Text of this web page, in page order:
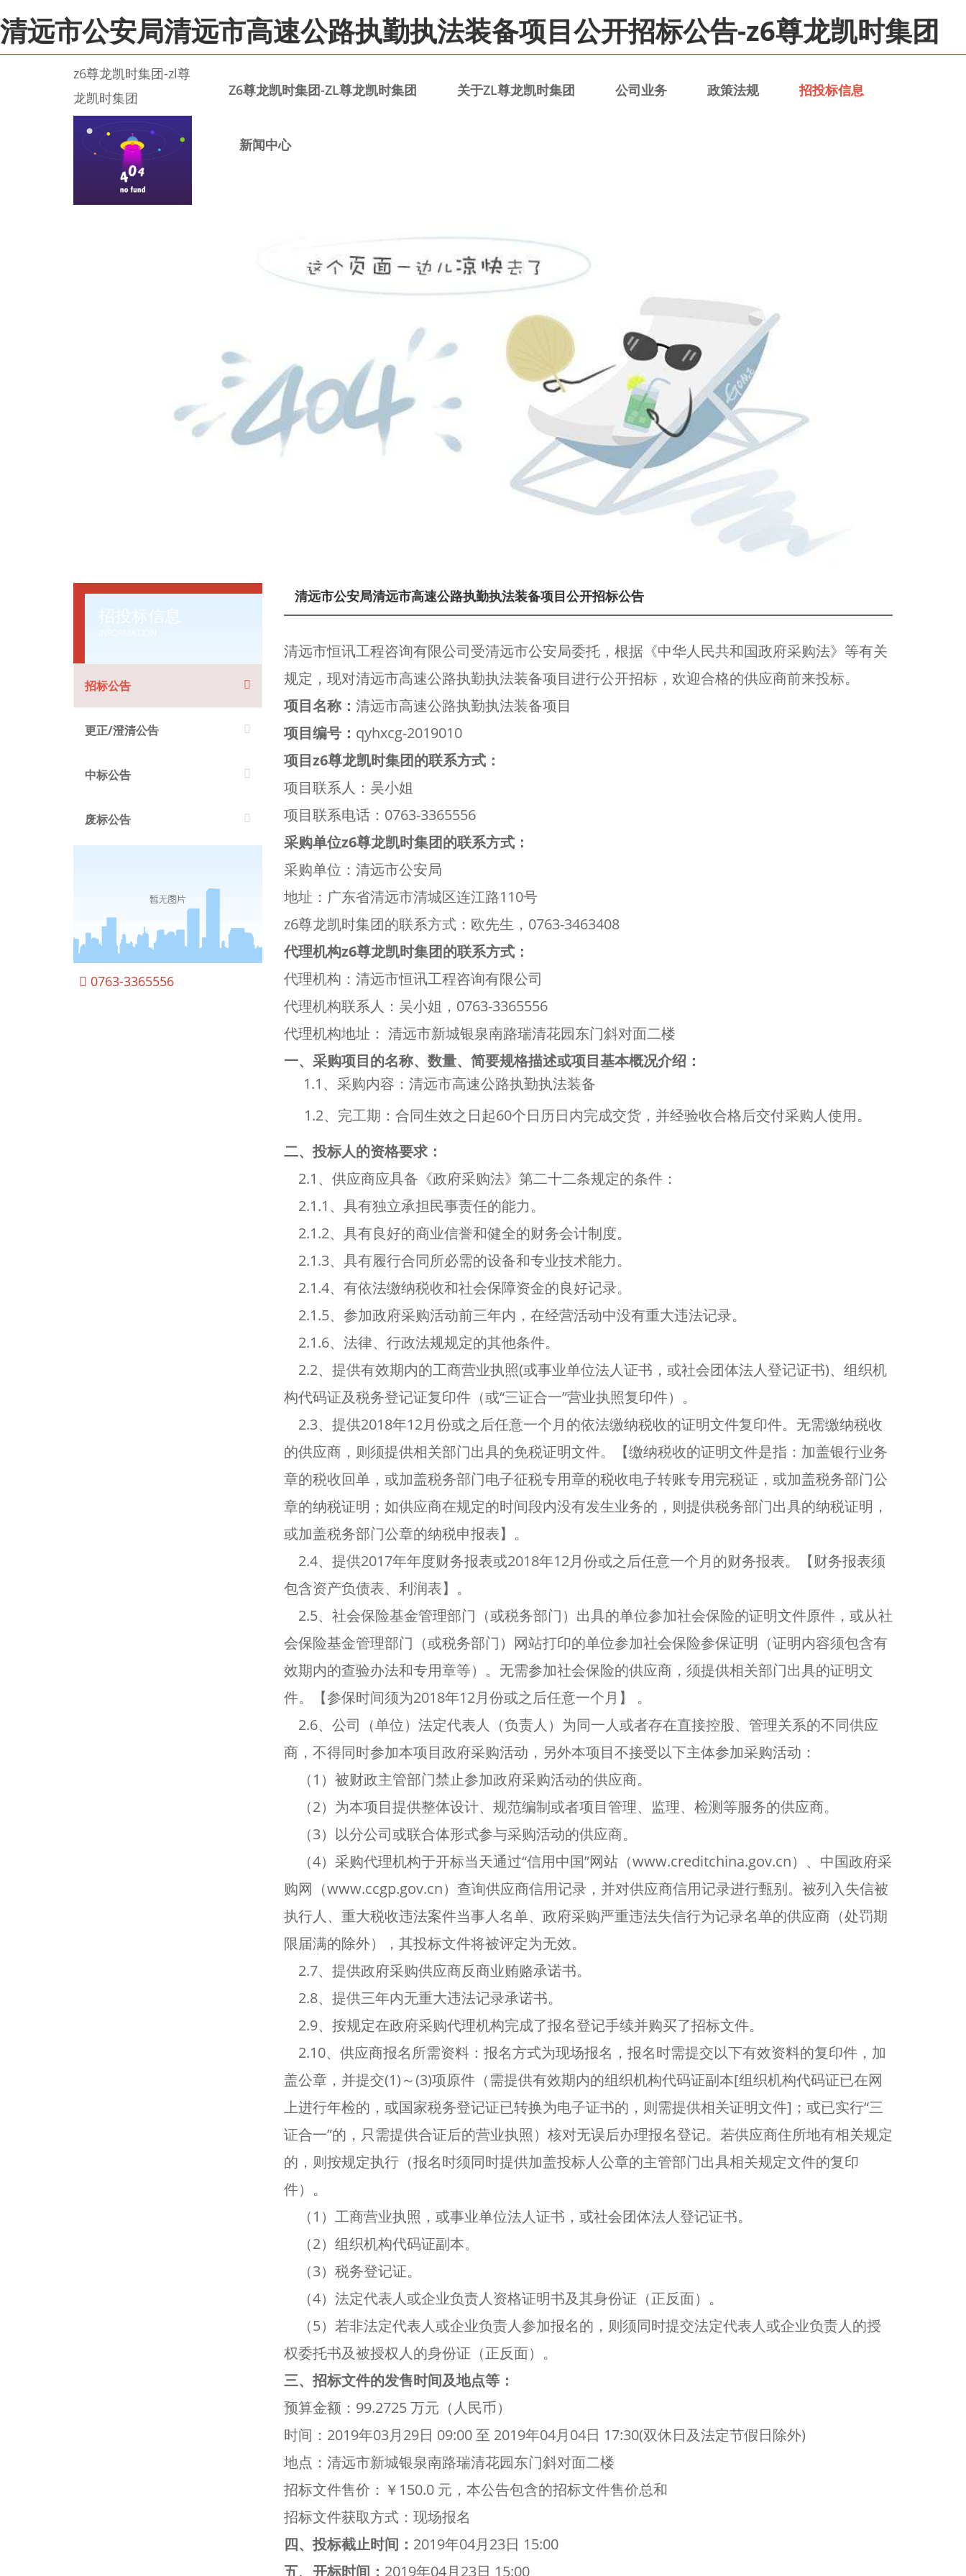
清远市公安局清远市高速公路执勤执法装备项目公开招标公告-z6尊龙凯时集团
z6尊龙凯时集团-zl尊
龙凯时集团
Z6尊龙凯时集团-ZL尊龙凯时集团 关于ZL尊龙凯时集团 公司业务 政策法规 招投标信息
新闻中心
招投标信息
INFORMATION
招标公告
更正/澄清公告
中标公告
废标公告
0763-3365556
清远市公安局清远市高速公路执勤执法装备项目公开招标公告
清远市恒讯工程咨询有限公司受清远市公安局委托，根据《中华人民共和国政府采购法》等有关
规定，现对清远市高速公路执勤执法装备项目进行公开招标，欢迎合格的供应商前来投标。
项目名称： 清远市高速公路执勤执法装备项目
项目编号： qyhxcg-2019010
项目z6尊龙凯时集团的联系方式：
项目联系人：吴小姐
项目联系电话：0763-3365556
采购单位z6尊龙凯时集团的联系方式：
采购单位：清远市公安局
地址：广东省清远市清城区连江路110号
z6尊龙凯时集团的联系方式：欧先生，0763-3463408
代理机构z6尊龙凯时集团的联系方式：
代理机构：清远市恒讯工程咨询有限公司
代理机构联系人：吴小姐，0763-3365556
代理机构地址： 清远市新城银泉南路瑞清花园东门斜对面二楼
一、采购项目的名称、数量、简要规格描述或项目基本概况介绍：
1.1、采购内容：清远市高速公路执勤执法装备
1.2、完工期：合同生效之日起60个日历日内完成交货，并经验收合格后交付采购人使用。
二、投标人的资格要求：
2.1、供应商应具备《政府采购法》第二十二条规定的条件：
2.1.1、具有独立承担民事责任的能力。
2.1.2、具有良好的商业信誉和健全的财务会计制度。
2.1.3、具有履行合同所必需的设备和专业技术能力。
2.1.4、有依法缴纳税收和社会保障资金的良好记录。
2.1.5、参加政府采购活动前三年内，在经营活动中没有重大违法记录。
2.1.6、法律、行政法规规定的其他条件。
2.2、提供有效期内的工商营业执照(或事业单位法人证书，或社会团体法人登记证书)、组织机
构代码证及税务登记证复印件（或“三证合一”营业执照复印件）。
2.3、提供2018年12月份或之后任意一个月的依法缴纳税收的证明文件复印件。无需缴纳税收
的供应商，则须提供相关部门出具的免税证明文件。【缴纳税收的证明文件是指：加盖银行业务
章的税收回单，或加盖税务部门电子征税专用章的税收电子转账专用完税证，或加盖税务部门公
章的纳税证明；如供应商在规定的时间段内没有发生业务的，则提供税务部门出具的纳税证明，
或加盖税务部门公章的纳税申报表】。
2.4、提供2017年年度财务报表或2018年12月份或之后任意一个月的财务报表。【财务报表须
包含资产负债表、利润表】。
2.5、社会保险基金管理部门（或税务部门）出具的单位参加社会保险的证明文件原件，或从社
会保险基金管理部门（或税务部门）网站打印的单位参加社会保险参保证明（证明内容须包含有
效期内的查验办法和专用章等）。无需参加社会保险的供应商，须提供相关部门出具的证明文
件。【参保时间须为2018年12月份或之后任意一个月】 。
2.6、公司（单位）法定代表人（负责人）为同一人或者存在直接控股、管理关系的不同供应
商，不得同时参加本项目政府采购活动，另外本项目不接受以下主体参加采购活动：
（1）被财政主管部门禁止参加政府采购活动的供应商。
（2）为本项目提供整体设计、规范编制或者项目管理、监理、检测等服务的供应商。
（3）以分公司或联合体形式参与采购活动的供应商。
（4）采购代理机构于开标当天通过“信用中国”网站（www.creditchina.gov.cn）、中国政府采
购网（www.ccgp.gov.cn）查询供应商信用记录，并对供应商信用记录进行甄别。被列入失信被
执行人、重大税收违法案件当事人名单、政府采购严重违法失信行为记录名单的供应商（处罚期
限届满的除外），其投标文件将被评定为无效。
2.7、提供政府采购供应商反商业贿赂承诺书。
2.8、提供三年内无重大违法记录承诺书。
2.9、按规定在政府采购代理机构完成了报名登记手续并购买了招标文件。
2.10、供应商报名所需资料：报名方式为现场报名，报名时需提交以下有效资料的复印件，加
盖公章，并提交(1)～(3)项原件（需提供有效期内的组织机构代码证副本[组织机构代码证已在网
上进行年检的，或国家税务登记证已转换为电子证书的，则需提供相关证明文件]；或已实行“三
证合一”的，只需提供合证后的营业执照）核对无误后办理报名登记。若供应商住所地有相关规定
的，则按规定执行（报名时须同时提供加盖投标人公章的主管部门出具相关规定文件的复印
件）。
（1）工商营业执照，或事业单位法人证书，或社会团体法人登记证书。
（2）组织机构代码证副本。
（3）税务登记证。
（4）法定代表人或企业负责人资格证明书及其身份证（正反面）。
（5）若非法定代表人或企业负责人参加报名的，则须同时提交法定代表人或企业负责人的授
权委托书及被授权人的身份证（正反面）。
三、招标文件的发售时间及地点等：
预算金额：99.2725 万元（人民币）
时间：2019年03月29日 09:00 至 2019年04月04日 17:30(双休日及法定节假日除外)
地点：清远市新城银泉南路瑞清花园东门斜对面二楼
招标文件售价：￥150.0 元，本公告包含的招标文件售价总和
招标文件获取方式：现场报名
四、投标截止时间： 2019年04月23日 15:00
五、开标时间： 2019年04月23日 15:00